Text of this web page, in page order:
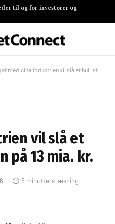
til og for investorer og
vil slå et hul i statskassen på 13 mia. kr.
vil slå et
på 13 mia. kr.
5 minutters læsning